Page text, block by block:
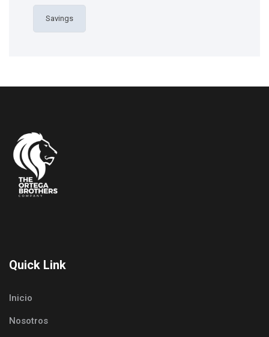
Savings
Quick Link
Inicio
Nosotros